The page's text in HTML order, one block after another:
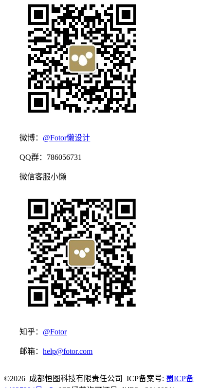
微博： @Fotor懒设计
QQ群：786056731
微信客服小懒
知乎： @Fotor
邮箱：help@fotor.com
©2026 成都恒图科技有限责任公司 ICP备案号: 蜀ICP备